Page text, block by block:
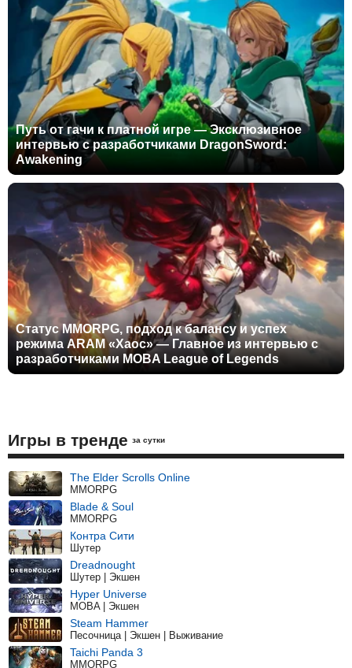
Путь от гачи к платной игре — Эксклюзивное
интервью с разработчиками DragonSword:
Awakening
Статус MMORPG, подход к балансу и успех
режима ARAM «Хаос» — Главное из интервью с
разработчиками MOBA League of Legends
Игры в тренде за сутки
The Elder Scrolls Online
MMORPG
Blade & Soul
MMORPG
Контра Сити
Шутер
Dreadnought
Шутер | Экшен
Hyper Universe
MOBA | Экшен
Steam Hammer
Песочница | Экшен | Выживание
Taichi Panda 3
MMORPG